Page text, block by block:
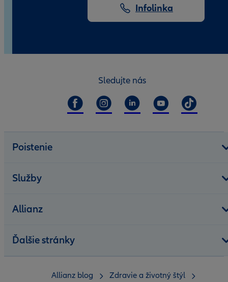
Infolinka
Sledujte nás
Poistenie
Služby
Allianz
Ďalšie stránky
Allianz blog
Zdravie a životný štýl